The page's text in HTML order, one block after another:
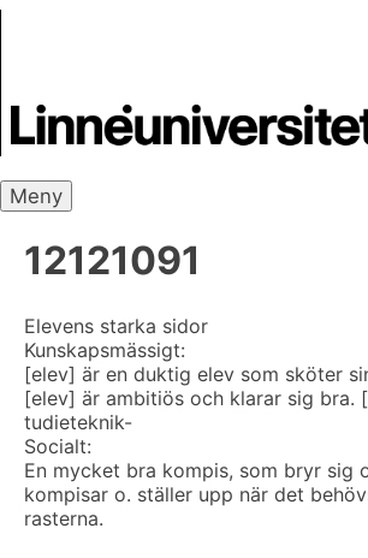
Meny
12121091
Elevens starka sidor
Kunskapsmässigt:
[elev] är en duktig elev som sköter
[elev] är ambitiös och klarar sig bra.
tudieteknik-
Socialt:
En mycket bra kompis, som bryr sig
kompisar o. ställer upp när det
rasterna.